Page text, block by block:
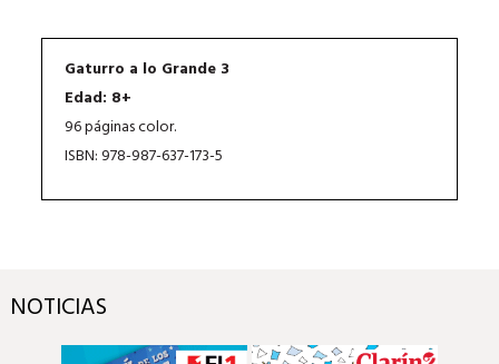
Gaturro a lo Grande 3
Edad: 8+
96 páginas color.
ISBN: 978-987-637-173-5
NOTICIAS